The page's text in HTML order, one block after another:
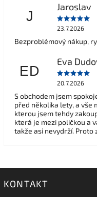
J
Jaroslav
23.7.2026
Bezproblémový nákup,
ED
Eva
20.7.2026
S obchodem jsem
před několika lety, a vše
kterou jsem tehdy
která je mezi poličkou a
takže asi nevydrží. Proto
KONTAKT